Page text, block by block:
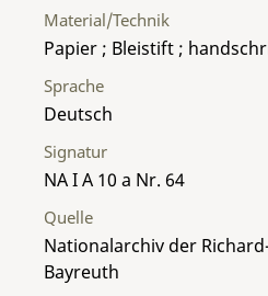
Material/Technik
Papier ; Bleistift ;
Sprache
Deutsch
Signatur
NA I A 10 a Nr. 64
Quelle
Nationalarchiv der
Bayreuth